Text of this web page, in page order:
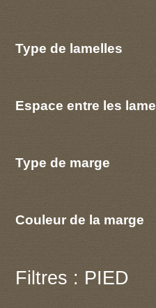
Type de lamelles
Espace entre les
Type de marge
Couleur de la marge
Filtres : PIED